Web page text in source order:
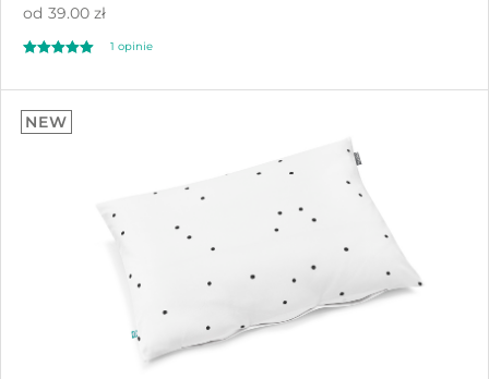
od 39.00 zł
na 5
1 opinie
NEW